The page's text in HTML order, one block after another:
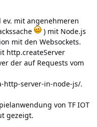
mit angenehmeren
) mit Node.js
mit den Websockets.
http.createServer
der auf Requests vom
http-server-in-node-js/.
von TF IOT
gezeigt.